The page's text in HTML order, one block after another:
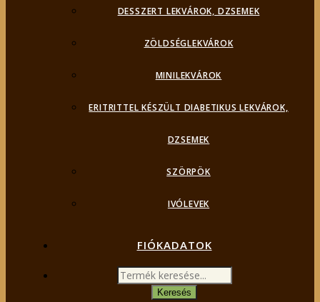
DESSZERT LEKVÁROK, DZSEMEK
ZÖLDSÉGLEKVÁROK
MINILEKVÁROK
ERITRITTEL KÉSZÜLT DIABETIKUS LEKVÁROK,
DZSEMEK
SZÖRPÖK
IVÓLEVEK
FIÓKADATOK
Products
search
Keresés